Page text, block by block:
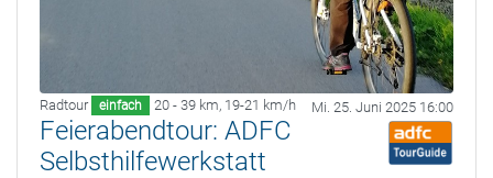
Radtour einfach 20 - 39 km, 19-21 km/h Mi. 25. Juni 2025 16:00
Feierabendtour: ADFC
Selbsthilfewerkstatt